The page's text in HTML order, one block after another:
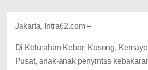
Jakarta, Intra62.com –
Di Kelurahan Kebon Kosong,
Pusat, anak-anak penyintas